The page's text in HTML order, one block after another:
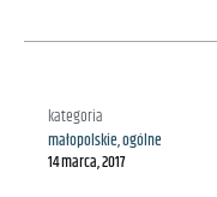
kategoria
małopolskie,ogólne
14 marca, 2017